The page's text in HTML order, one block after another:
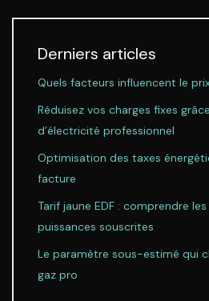
Derniers articles
Quels facteurs influencent le
Réduisez vos charges fixes
d’électricité professionnel
Optimisation des taxes
facture
Tarif jaune EDF : comprendre
puissances souscrites
Le paramètre sous-estimé qui
gaz pro